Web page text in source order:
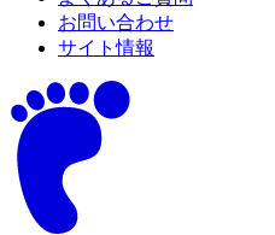
お問い合わせ
サイト情報